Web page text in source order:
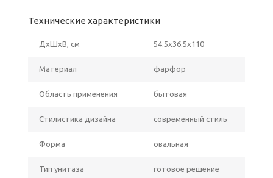
Технические характеристики
ДxШxВ, см 54.5x36.5x110
Материал фарфор
Область применения бытовая
Стилистика дизайна современный стиль
Форма овальная
Тип унитаза готовое решение